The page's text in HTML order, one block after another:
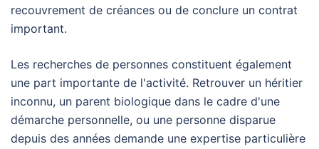
recouvrement de créances ou de conclure un contrat
important.
Les recherches de personnes constituent également
une part importante de l'activité. Retrouver un héritier
inconnu, un parent biologique dans le cadre d'une
démarche personnelle, ou une personne disparue
depuis des années demande une expertise particulière